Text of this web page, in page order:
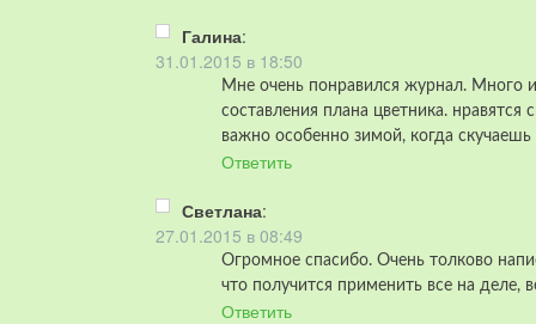
Галина:
31.01.2015 в 18:50
Мне очень понравился журнал. Много
составления плана цветника.
важно особенно зимой, когда
Ответить
Светлана:
27.01.2015 в 08:49
Огромное спасибо. Очень толково
что получится применить все на деле,
Ответить